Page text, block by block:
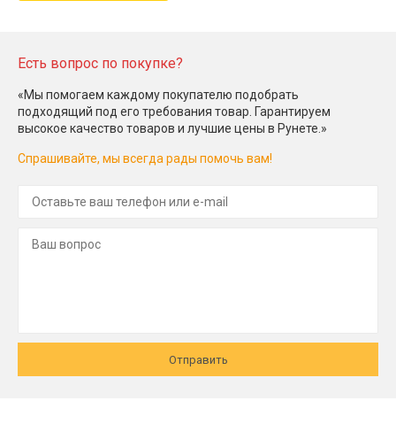
Есть вопрос по покупке?
«Мы помогаем каждому покупателю подобрать
подходящий под его требования товар. Гарантируем
высокое качество товаров и лучшие цены в Рунете.»
Спрашивайте, мы всегда рады помочь вам!
Отправить